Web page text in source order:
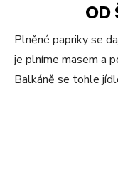
OD
Plněné papriky se
je plníme masem a
Balkáně se tohle